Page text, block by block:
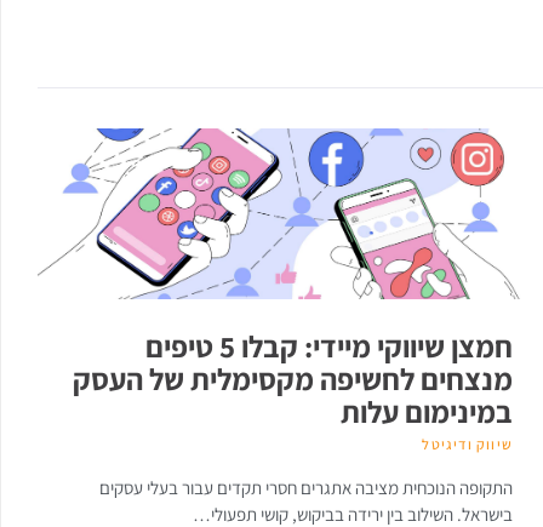
חמצן שיווקי מיידי: קבלו 5 טיפים
מנצחים לחשיפה מקסימלית של העסק
במינימום עלות
שיווק ודיגיטל
התקופה הנוכחית מציבה אתגרים חסרי תקדים עבור בעלי עסקים
בישראל. השילוב בין ירידה בביקוש, קושי תפעולי…